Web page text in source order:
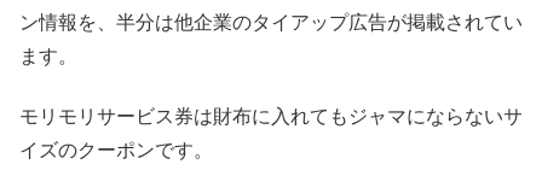
ン情報を、半分は他企業のタイアップ広告が掲載されてい
ます。
モリモリサービス券は財布に入れてもジャマにならないサ
イズのクーポンです。